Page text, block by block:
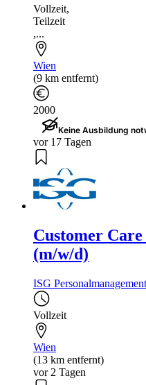
Vollzeit,
Teilzeit
,...
Wien
(9 km entfernt)
2000
Keine Ausbildung
vor 17 Tagen
Customer
(m/w/d)
ISG
Vollzeit
Wien
(13 km entfernt)
vor 2 Tagen